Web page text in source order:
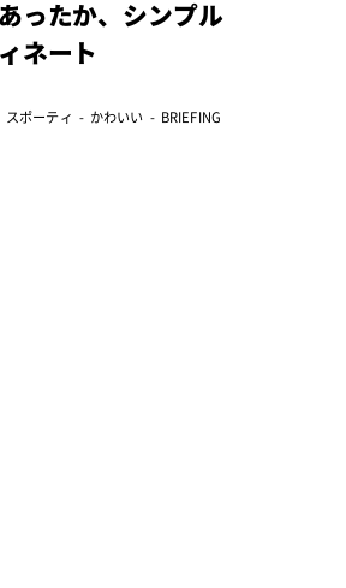
ったか、シンプル
ネート
スポーティ かわいい BRIEFING